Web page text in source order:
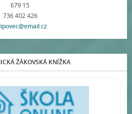
679 15
736 402 426
ŽÁKOVSKÁ KNÍŽKA